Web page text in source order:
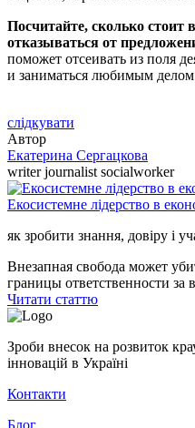
Посчитайте, сколько стоит
отказываться от
поможет отсеивать из поля
и заниматься любимым
слідкувати
Автор
Екатерина Сергацкова
writer journalist socialworker
Екосистемне лідерство в
як зробити знання, довіру і
Внезапная свобода может
границы ответственности за
Читати статтю
Зроби внесок на розвиток
інновацій в Україні
Контакти
Блог